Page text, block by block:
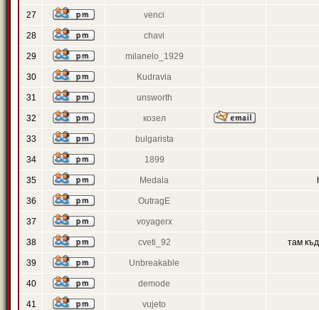
27 venci
28 chavi
29 milanelo_1929
30 Kudravia
31 unsworth
32 козел
33 bulgarista
34 1899
35 Medala
36 OutragE
37 voyagerx
38 cveti_92 там
39 Unbreakable
40 demode
41 vujeto